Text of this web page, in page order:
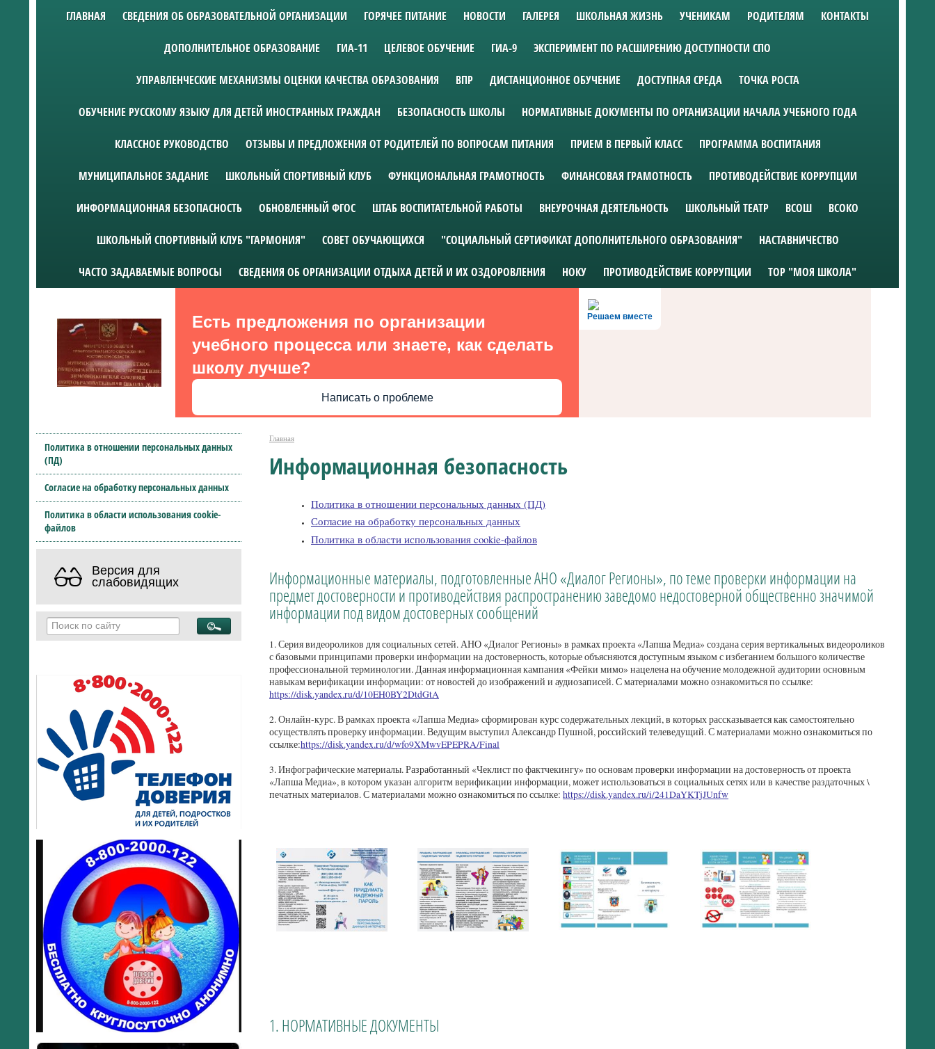
ГЛАВНАЯ СВЕДЕНИЯ ОБ ОБРАЗОВАТЕЛЬНОЙ ОРГАНИЗАЦИИ ГОРЯЧЕЕ ПИТАНИЕ НОВОСТИ ГАЛЕРЕЯ ШКОЛЬНАЯ ЖИЗНЬ УЧЕНИКАМ РОДИТЕЛЯМ КОНТАКТЫ
ДОПОЛНИТЕЛЬНОЕ ОБРАЗОВАНИЕ ГИА-11 ЦЕЛЕВОЕ ОБУЧЕНИЕ ГИА-9 ЭКСПЕРИМЕНТ ПО РАСШИРЕНИЮ ДОСТУПНОСТИ СПО
УПРАВЛЕНЧЕСКИЕ МЕХАНИЗМЫ ОЦЕНКИ КАЧЕСТВА ОБРАЗОВАНИЯ ВПР ДИСТАНЦИОННОЕ ОБУЧЕНИЕ ДОСТУПНАЯ СРЕДА ТОЧКА РОСТА
ОБУЧЕНИЕ РУССКОМУ ЯЗЫКУ ДЛЯ ДЕТЕЙ ИНОСТРАННЫХ ГРАЖДАН БЕЗОПАСНОСТЬ ШКОЛЫ НОРМАТИВНЫЕ ДОКУМЕНТЫ ПО ОРГАНИЗАЦИИ НАЧАЛА УЧЕБНОГО ГОДА
КЛАССНОЕ РУКОВОДСТВО ОТЗЫВЫ И ПРЕДЛОЖЕНИЯ ОТ РОДИТЕЛЕЙ ПО ВОПРОСАМ ПИТАНИЯ ПРИЕМ В ПЕРВЫЙ КЛАСС ПРОГРАММА ВОСПИТАНИЯ
МУНИЦИПАЛЬНОЕ ЗАДАНИЕ ШКОЛЬНЫЙ СПОРТИВНЫЙ КЛУБ ФУНКЦИОНАЛЬНАЯ ГРАМОТНОСТЬ ФИНАНСОВАЯ ГРАМОТНОСТЬ ПРОТИВОДЕЙСТВИЕ КОРРУПЦИИ
ИНФОРМАЦИОННАЯ БЕЗОПАСНОСТЬ ОБНОВЛЕННЫЙ ФГОС ШТАБ ВОСПИТАТЕЛЬНОЙ РАБОТЫ ВНЕУРОЧНАЯ ДЕЯТЕЛЬНОСТЬ ШКОЛЬНЫЙ ТЕАТР ВСОШ ВСОКО
ШКОЛЬНЫЙ СПОРТИВНЫЙ КЛУБ "ГАРМОНИЯ" СОВЕТ ОБУЧАЮЩИХСЯ "СОЦИАЛЬНЫЙ СЕРТИФИКАТ ДОПОЛНИТЕЛЬНОГО ОБРАЗОВАНИЯ" НАСТАВНИЧЕСТВО
ЧАСТО ЗАДАВАЕМЫЕ ВОПРОСЫ СВЕДЕНИЯ ОБ ОРГАНИЗАЦИИ ОТДЫХА ДЕТЕЙ И ИХ ОЗДОРОВЛЕНИЯ НОКУ ПРОТИВОДЕЙСТВИЕ КОРРУПЦИИ ТОР "МОЯ ШКОЛА"
Решаем вместе
Есть предложения по организации
учебного процесса или знаете, как сделать
школу лучше?
Написать о проблеме
Политика в отношении персональных данных
(ПД)
Согласие на обработку персональных данных
Политика в области использования cookie-
файлов
Версия для
слабовидящих
Главная
Информационная безопасность
Политика в отношении персональных данных (ПД)
Согласие на обработку персональных данных
Политика в области использования cookie-файлов
Информационные материалы, подготовленные АНО «Диалог Регионы», по теме проверки информации на
предмет достоверности и противодействия распространению заведомо недостоверной общественно значимой
информации под видом достоверных сообщений
1. Серия видеороликов для социальных сетей. АНО «Диалог Регионы» в рамках проекта «Лапша Медиа» создана серия вертикальных видеороликов
с базовыми принципами проверки информации на достоверность, которые объясняются доступным языком с избеганием большого количестве
профессиональной терминологии. Данная информационная кампания «Фейки мимо» нацелена на обучение молодежной аудитории основным
навыкам верификации информации: от новостей до изображений и аудиозаписей. С материалами можно ознакомиться по ссылке:
https://disk.yandex.ru/d/10EH0BY2DtdGtA
2. Онлайн-курс. В рамках проекта «Лапша Медиа» сформирован курс содержательных лекций, в которых рассказывается как самостоятельно
осуществлять проверку информации. Ведущим выступил Александр Пушной, российский телеведущий. С материалами можно ознакомиться по
ссылке:https://disk.yandex.ru/d/wfo9XMwvEPEPRA/Final
3. Инфографические материалы. Разработанный «Чеклист по фактчекингу» по основам проверки информации на достоверность от проекта
«Лапша Медиа», в котором указан алгоритм верификации информации, может использоваться в социальных сетях или в качестве раздаточных \
печатных материалов. С материалами можно ознакомиться по ссылке: https://disk.yandex.ru/i/241DaYKTjJUnfw
1. НОРМАТИВНЫЕ ДОКУМЕНТЫ